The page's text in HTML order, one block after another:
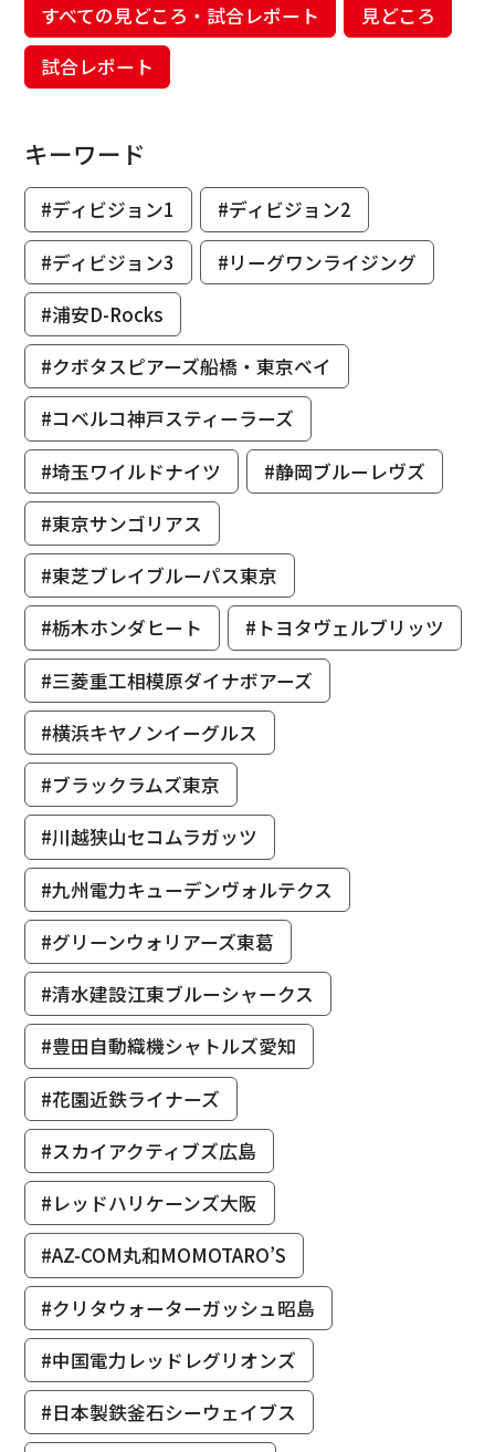
すべての見どころ・試合レポート
見どころ
試合レポート
キーワード
#ディビジョン1
#ディビジョン2
#ディビジョン3
#リーグワンライジング
#浦安D-Rocks
#クボタスピアーズ船橋・東京ベイ
#コベルコ神戸スティーラーズ
#埼玉ワイルドナイツ
#静岡ブルーレヴズ
#東京サンゴリアス
#東芝ブレイブルーパス東京
#栃木ホンダヒート
#トヨタヴェルブリッツ
#三菱重工相模原ダイナボアーズ
#横浜キヤノンイーグルス
#ブラックラムズ東京
#川越狭山セコムラガッツ
#九州電力キューデンヴォルテクス
#グリーンウォリアーズ東葛
#清水建設江東ブルーシャークス
#豊田自動織機シャトルズ愛知
#花園近鉄ライナーズ
#スカイアクティブズ広島
#レッドハリケーンズ大阪
#AZ-COM丸和MOMOTARO’S
#クリタウォーターガッシュ昭島
#中国電力レッドレグリオンズ
#日本製鉄釜石シーウェイブス